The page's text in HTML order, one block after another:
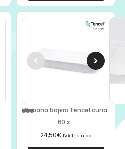
Sabana bajera tencel cuna
60 x...
24,50€ IVA Incluido